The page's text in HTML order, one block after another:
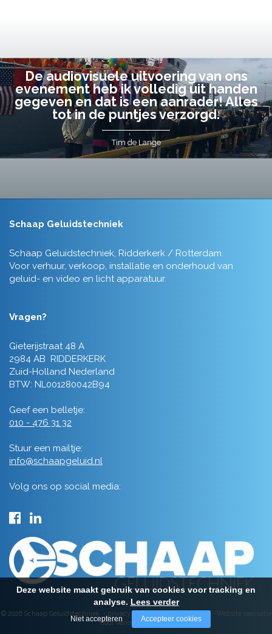
De audiovisuele uitvoering van ons
evenement heb ik volledig uit handen
gegeven en dat is een aanrader! Alles
tot in de puntjes verzorgd.
Tim de Lange
Schaap Geluidstechniek
Schaap Geluidstechniek, Ridderkerk / Rotterdam.
Voor verhuur, verkoop, installatie en onderhoud van
geluid- en video en licht apparatuur.
Vragen?
Gieterijstraat 48 A
2984 AB RIDDERKERK
Zuid-Holland Nederland
BTW: NL001280042B94
Geef een belletje:
010 - 476 31 32
Stuur een mailtje:
info@schaapgeluid.nl
Volg ons op social media:
© 2026 Schaap Geluidstechniek - privacy - algemene voorwaarden- Website realisatie
door Vanderperk Groep
Deze website maakt gebruik van cookies voor tracking en
analyse. Lees verder
Niet accepteren Accepteer cookies